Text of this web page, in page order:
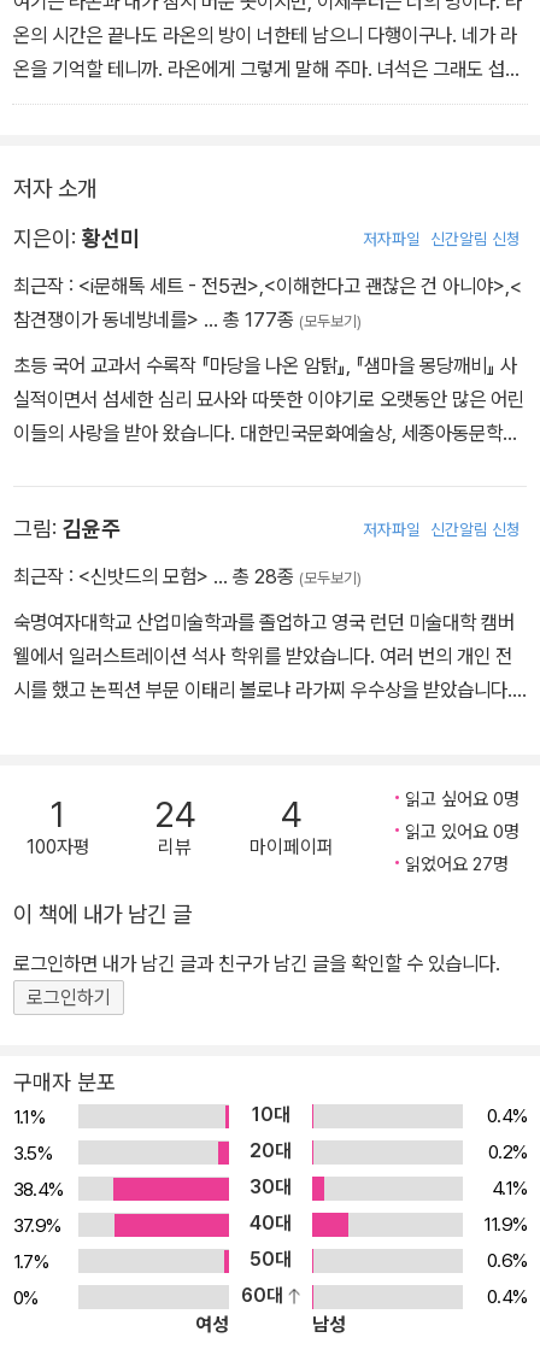
온의 시간은 끝나도 라온의 방이 너한테 남으니 다행이구나. 네가 라
온을 기억할 테니까. 라온에게 그렇게 말해 주마. 녀석은 그래도 섭섭
해하겠지만 말이다. 이게 옳아. 넌 네 시간에 머물러야지.'-240쪽
저자 소개
지은이: 황선미 저자파일 신간알림 신청
최근작 : <i문해톡 세트 - 전5권>,<이해한다고 괜찮은 건 아니야>,<
참견쟁이가 동네방네를> … 총 177종 (모두보기)
초등 국어 교과서 수록작 『마당을 나온 암탉』, 『샘마을 몽당깨비』 사
실적이면서 섬세한 심리 묘사와 따뜻한 이야기로 오랫동안 많은 어린
이들의 사랑을 받아 왔습니다. 대한민국문화예술상, 세종아동문학상,
몽당깨비』를 비롯해 『나쁜 어린이 표』, 『푸른 개 장발』, 『백년학교』
등이 있습니다.
그림: 김윤주 저자파일 신간알림 신청
최근작 : <신밧드의 모험> … 총 28종 (모두보기)
숙명여자대학교 산업미술학과를 졸업하고 영국 런던 미술대학 캠버
웰에서 일러스트레이션 석사 학위를 받았습니다. 여러 번의 개인 전
시를 했고 논픽션 부문 이태리 볼로냐 라가찌 우수상을 받았습니다.
박나무 우리 집』 『고양이 목에 방울 달기』 등이 있습니다. 재미있고
아름다운 글을 만나고, 그 글을 마음에 머금고 되새기다가 종이에 그
림으로 표현하는 것은 누군가의 인생 이야기를 대신 전달하는 멋진
신선한 영감을 주고 작업에 행복한 신바람을 더해 준 아들 성욱에게
고마운 마음을 전하고 싶습니다. 이 책을 통해 한 겹 더 커가는 아이들
의 마음을 기다려 봅니다.
1
100자평
24
리뷰
4
마이페이퍼
읽고 싶어요 0명
읽고 있어요 0명
읽었어요 27명
이 책에 내가 남긴 글
로그인하면 내가 남긴 글과 친구가 남긴 글을 확인할 수 있습니다.
로그인하기
구매자 분포
1.1% 10대
0.4%
3.5%
20대
0.2%
38.4%
30대
4.1%
37.9%
40대
11.9%
1.7%
50대
0.6%
0%
60대
0.4%
여성
남성